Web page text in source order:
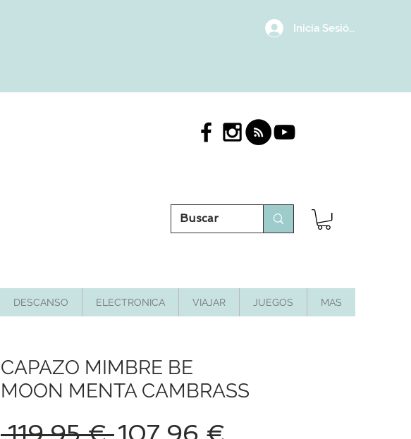
Inicia Sesión/
DESCANSO ELECTRONICA VIAJAR JUEGOS MAS
CAPAZO MIMBRE BE
MOON MENTA CAMBRASS
119,95 € Precio
107,96 €